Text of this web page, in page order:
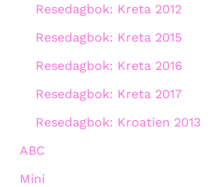
Resedagbok: Kreta 2012
Resedagbok: Kreta 2015
Resedagbok: Kreta 2016
Resedagbok: Kreta 2017
Resedagbok: Kroatien 2013
ABC
Mini